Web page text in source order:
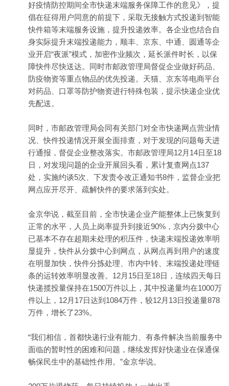
好疫情防控期间全市快递末端服务保障工作的意见》，提
倡在征得用户同意的前提下，采取无接触方式投递到智能
快件箱等末端服务设施，提升投递效率。各企业也结合自
身实际提升末端投递能力，顺丰、京东、中通、圆通等企
业开启“夜派”模式，加密作业频次，延长派件时长，以保
障快件尽快送达。同时市邮政管理局督促企业做好药品、
防疫物资等重点物品的优先投递。天猫、京东等电商平台
对药品、口罩等防护物资进行特殊包装，提示快递企业优
先配送。
同时，市邮政管理局会同有关部门对全市快递网点营业情
况、快件投递情况开展全面排查，对于发现的问题每天进
行通报，督促企业整改落实。市邮政管理局12月14日至18
日，对发现问题的企业开展回头看，累计复查网点137
处，实施约谈5次、下发责令改正通知书8件，监督企业把
网点应开尽开、疏解快件的要求落到实处。
金京华说，截至目前，全市快递企业产能整体上已恢复到
正常的水平，人员上岗率提升到接近90%，京内分拨中心
已基本不存在超期未处理的积压件，快递末端投递效率明
显提升，快件从分拨中心到网点，从网点再到用户的速度
在明显加快，快件分拣处理、市内中转、末端投递处理链
条的运转效率明显改善。12月15日至18日，连续四天每日
快递揽投量保持在1500万件以上，其中投递量均在1000万
件以上，12月17日达到1084万件，较12月13日投递量878
万件，增长了23%。
“我们相信，首都快递行业有能力、有条件解决当前服务中
面临的暂时性的困难和问题，继续发挥好快递业在保通保
畅保民生中的基础性作用。”金京华说。